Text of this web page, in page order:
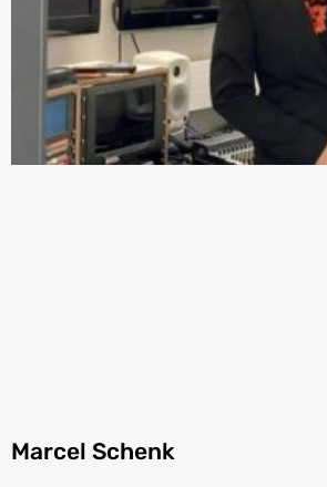
Marcel Schenk